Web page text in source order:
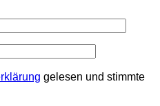
gelesen und stimmte